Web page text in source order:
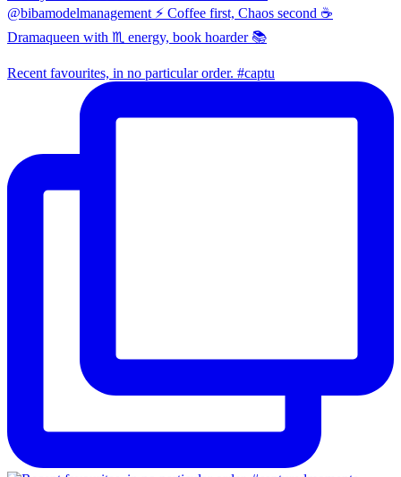
@bibamodelmanagement ⚡ Coffee first, Chaos second ☕
Dramaqueen with ♏ energy, book hoarder 📚
Recent favourites, in no particular order. #captu